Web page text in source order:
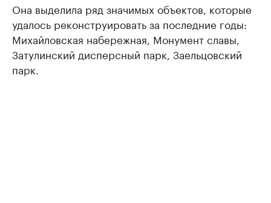
Она выделила ряд значимых объектов, которые
удалось реконструировать за последние годы:
Михайловская набережная, Монумент славы,
Затулинский дисперсный парк, Заельцовский
парк.